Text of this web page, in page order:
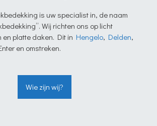
is uw specialist in, de naam
Wij richten ons op licht
en platte daken. Dit in Hengelo, Delden,
en omstreken.
Wie zijn wij?